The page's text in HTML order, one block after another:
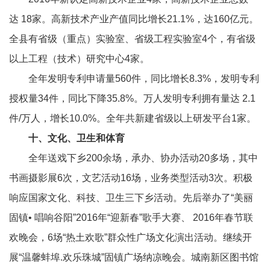
达 18家。高新技术产业产值同比增长21.1%，达160亿元。
全县有省级（重点）实验室、省级工程实验室4个，有省级
以上工程（技术）研究中心4家。
全年发明专利申请量560件，同比增长8.3%，发明专利
授权量34件，同比下降35.8%。万人发明专利拥有量达 2.1
件/万人，增长10.0%。全年共新建省级以上研发平台1家。
十、文化、卫生和体育
全年送戏下乡200余场，承办、协办活动20多场，其中
书画摄影展6次，文艺活动16场，业务类型活动3次。积极
响应国家文化、科技、卫生三下乡活动。先后举办了“美丽
固镇• 唱响谷阳”2016年“迎新春”歌手大赛、 2016年春节联
欢晚会，6场“热土欢歌”群众性广场文化演出活动。继续开
展“温馨蚌埠.欢乐珠城”固镇广场纳凉晚会。城南新区图书馆